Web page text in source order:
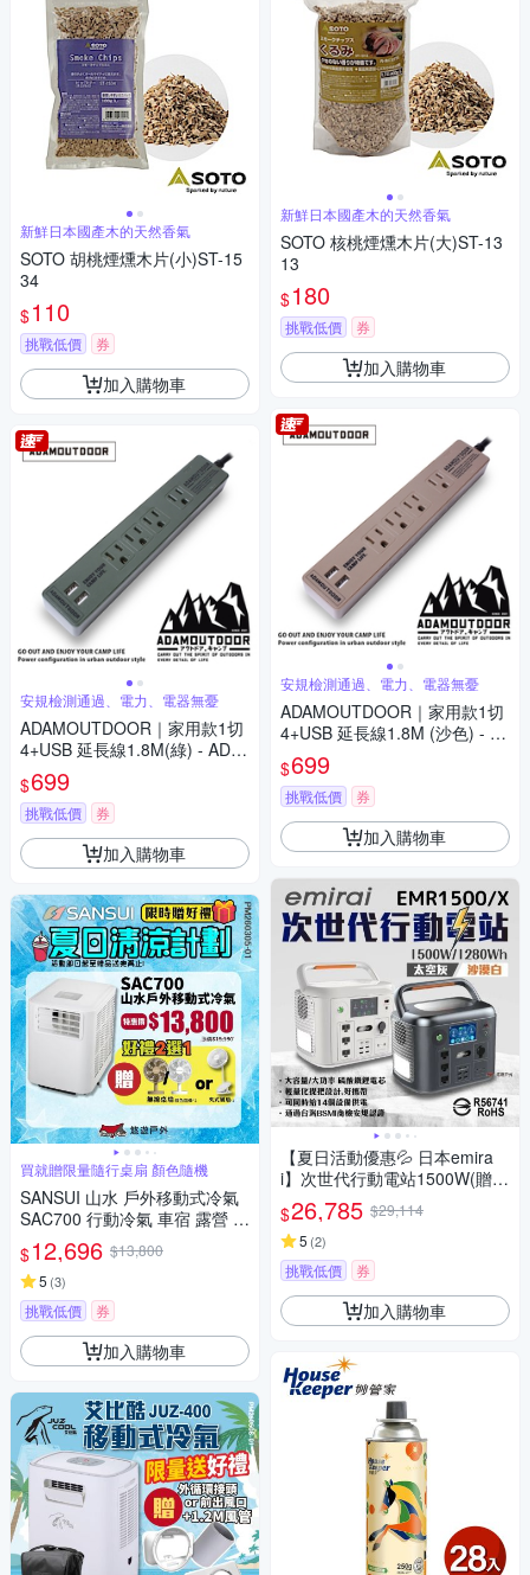
新鮮日本國產木的天然香氣
SOTO 胡桃煙燻木片(小)ST-15
34
$110
挑戰低價 券
加入購物車
安規檢測通過、電力、電器無憂
ADAMOUTDOOR｜家用款1切
4+USB 延長線1.8M(綠) - ADP
W-W3412U18(G)
$699
挑戰低價 券
加入購物車
買就贈限量隨行桌扇 顏色隨機
SANSUI 山水 戶外移動式冷氣
SAC700 行動冷氣 車宿 露營 悠
遊戶外
$12,696 $13,800
5 (3)
挑戰低價 券
加入購物車
新鮮日本國產木的天然香氣
SOTO 核桃煙燻木片(大)ST-13
13
$180
挑戰低價 券
加入購物車
安規檢測通過、電力、電器無憂
ADAMOUTDOOR｜家用款1切
4+USB 延長線1.8M (沙色) - A
DPW-W3412U18(S)
$699
挑戰低價 券
加入購物車
【夏日活動優惠💦 日本emira
i】次世代行動電站1500W(贈
包) 太空灰 戶外電源 地震防災
EMR1500 悠遊戶外
$26,785 $29,114
5 (2)
挑戰低價 券
加入購物車